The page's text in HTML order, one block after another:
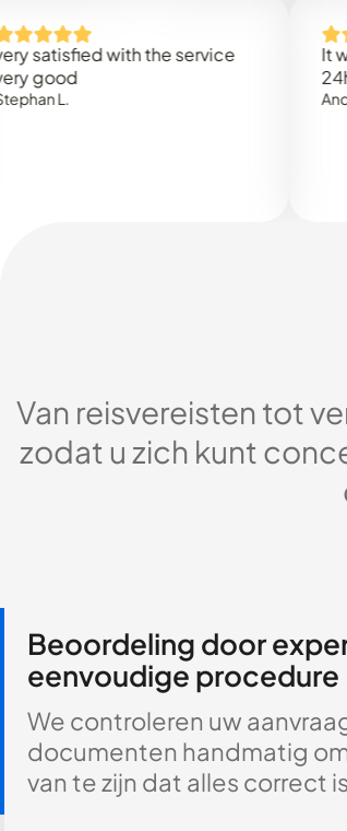
with the service
It was
Van reisvereisten tot
zodat u zich kunt
Beoordeling door
eenvoudige procedure
We controleren uw
documenten handmatig
van te zijn dat alles correct